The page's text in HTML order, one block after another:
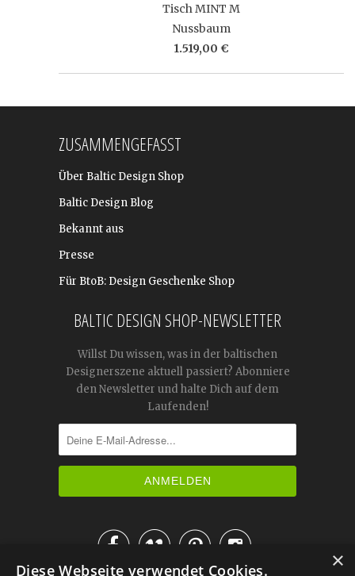
Tisch MINT M
Nussbaum
1.519,00 €
ZUSAMMENGEFASST
Über Baltic Design Shop
Baltic Design Blog
Bekannt aus
Presse
Für BtoB: Design Geschenke Shop
BALTIC DESIGN SHOP-NEWSLETTER
Willst Du wissen, was in der baltischen
Designerszene aktuell passiert? Abonniere
den Newsletter und halte Dich auf dem
Laufenden!
 ×
Diese Webseite verwendet Cookies.